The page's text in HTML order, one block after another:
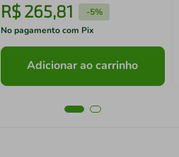
R$265,81 -5%
No pagamento com Pix
Adicionar ao carrinho